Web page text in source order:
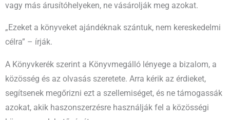
vagy más árusítóhelyeken, ne vásárolják meg azokat.
„Ezeket a könyveket ajándéknak szántuk, nem kereskedelmi
célra” – írják.
A Könyvkerék szerint a Könyvmegálló lényege a bizalom, a
közösség és az olvasás szeretete. Arra kérik az érdieket,
segítsenek megőrizni ezt a szellemiséget, és ne támogassák
azokat, akik haszonszerzésre használják fel a közösségi